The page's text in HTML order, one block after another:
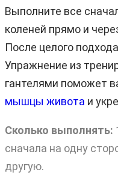
Выполните все
коленей прямо и
После целого
Упражнение из
гантелями поможет
мышцы живота и
Сколько выполнять:
сначала на одну
другую.